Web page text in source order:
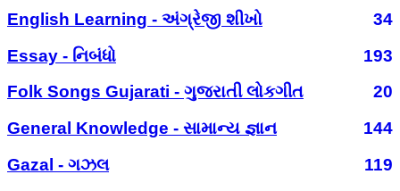
English Learning - અંગ્રેજી શીખો
34
Essay - નિબંધો
193
Folk Songs Gujarati - ગુજરાતી લોકગીત
20
General Knowledge - સામાન્ય જ્ઞાન
144
Gazal - ગઝલ
119